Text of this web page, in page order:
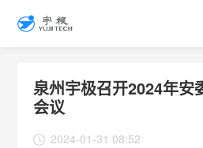
泉州宇极召开2024年安
会议
2024-01-31 08:52